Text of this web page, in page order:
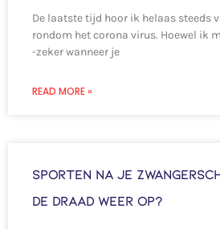
De laatste tijd hoor ik helaas steeds
rondom het corona virus. Hoewel ik
-zeker wanneer je
READ MORE »
Sporten na je
de draad weer op?